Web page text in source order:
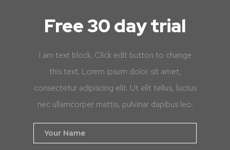
Free 30 day trial
I am text block. Click edit button to change
this text. Lorem ipsum dolor sit amet,
consectetur adipiscing elit. Ut elit tellus, luctus
nec ullamcorper mattis, pulvinar dapibus leo.